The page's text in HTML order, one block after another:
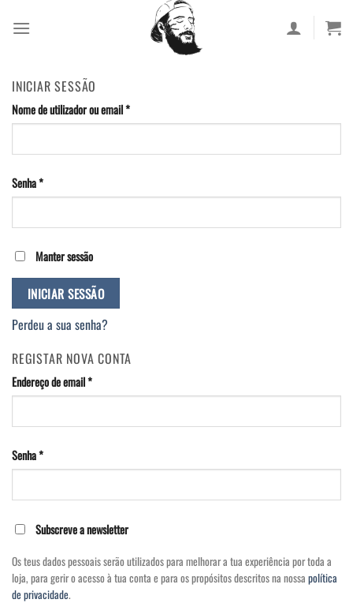
INICIAR SESSÃO
Nome de utilizador ou email*
Senha*
Manter sessão
INICIAR SESSÃO
Perdeu a sua senha?
REGISTAR NOVA CONTA
Endereço de email*
Senha*
Subscreve a newsletter
Os teus dados pessoais serão utilizados para melhorar a tua experiência por toda a
loja, para gerir o acesso à tua conta e para os propósitos descritos na nossa política
de privacidade.